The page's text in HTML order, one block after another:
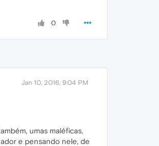
0
Jan 10, 2016, 9:04 PM
umas maléficas,
e pensando nele, de